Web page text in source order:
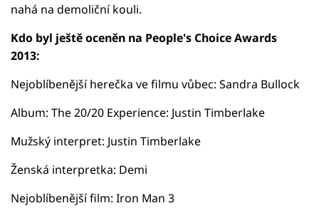
nahá na demoliční kouli.
Kdo byl ještě oceněn na People's Choice Awards
2013:
Nejoblíbenější herečka ve filmu vůbec: Sandra Bullock
Album: The 20/20 Experience: Justin Timberlake
Mužský interpret: Justin Timberlake
Ženská interpretka: Demi
Nejoblíbenější film: Iron Man 3